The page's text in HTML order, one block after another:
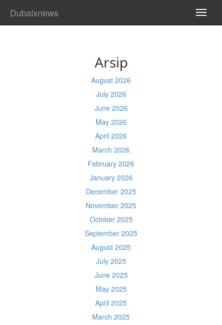
Dubaixnews
Arsip
August 2026
July 2026
June 2026
May 2026
April 2026
March 2026
February 2026
January 2026
December 2025
November 2025
October 2025
September 2025
August 2025
July 2025
June 2025
May 2025
April 2025
March 2025